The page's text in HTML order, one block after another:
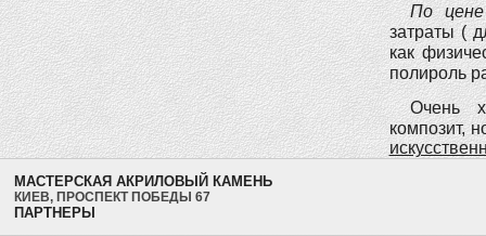
По
затраты (
как
полироль
Очень
композит,
МАСТЕРСКАЯ АКРИЛОВЫЙ КАМЕНЬ
КИЕВ, ПРОСПЕКТ ПОБЕДЫ 67
ПАРТНЕРЫ